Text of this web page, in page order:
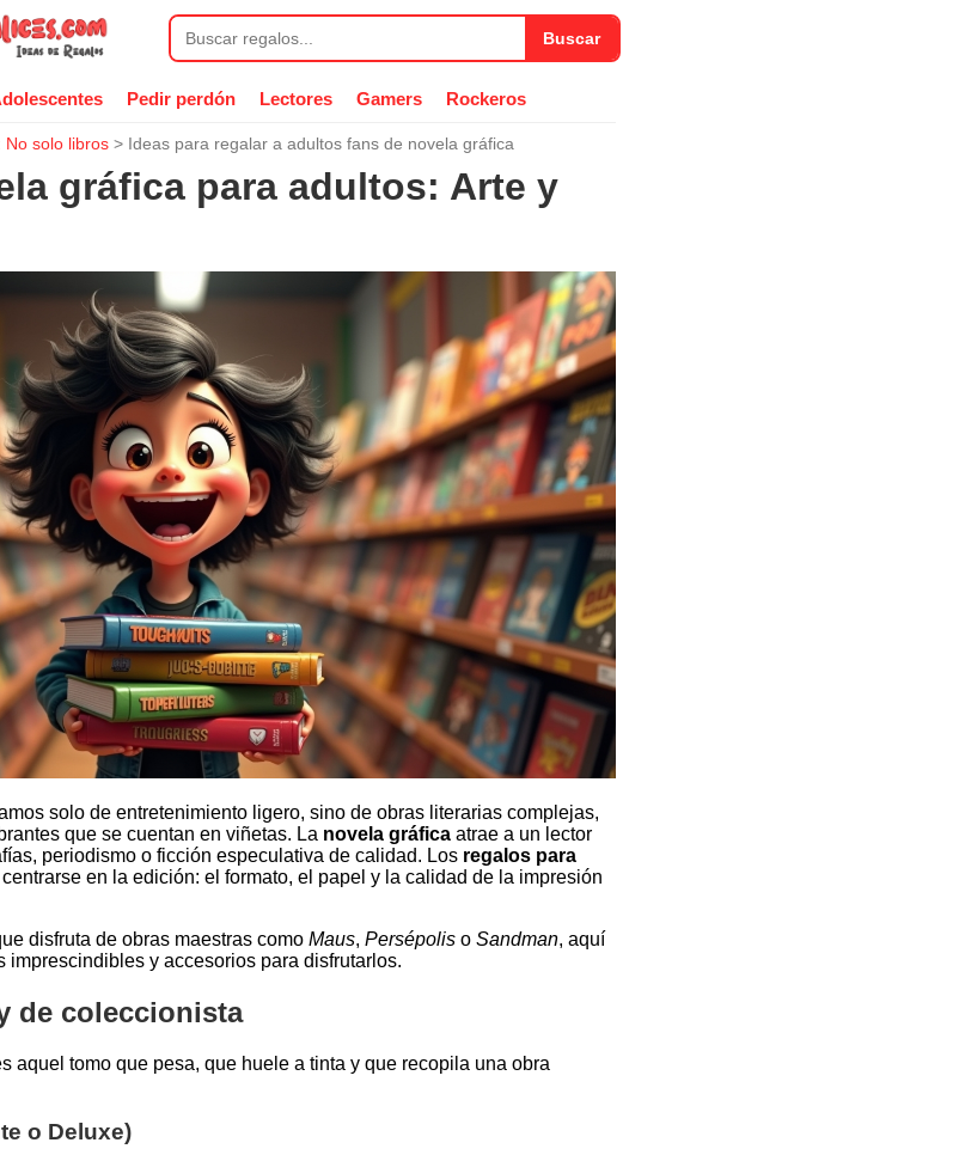
Buscar
Pedir perdón Lectores Gamers Rockeros
No solo libros > Ideas para regalar a adultos fans de novela gráfica
gráfica para adultos: Arte y
solo de entretenimiento ligero, sino de obras literarias complejas,
que se cuentan en viñetas. La novela gráfica atrae a un lector
periodismo o ficción especulativa de calidad. Los regalos para
en la edición: el formato, el papel y la calidad de la impresión
disfruta de obras maestras como Maus, Persépolis o Sandman, aquí
y accesorios para disfrutarlos.
de coleccionista
aquel tomo que pesa, que huele a tinta y que recopila una obra
o Deluxe)